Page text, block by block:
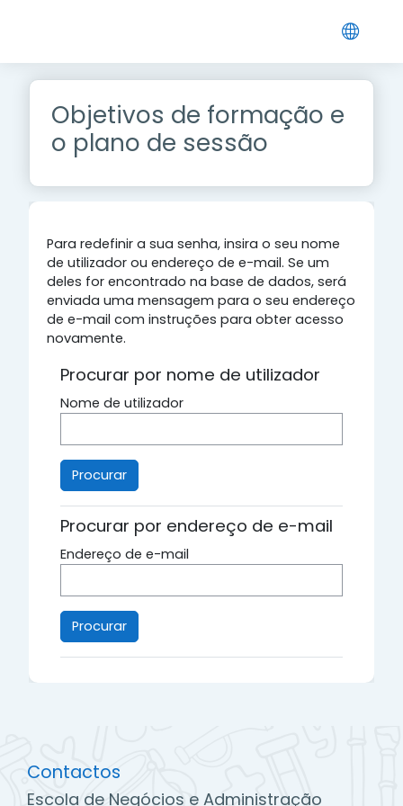
Objetivos de formação e
o plano de sessão
Para redefinir a sua senha, insira o seu nome
de utilizador ou endereço de e-mail. Se um
deles for encontrado na base de dados, será
enviada uma mensagem para o seu endereço
de e-mail com instruções para obter acesso
novamente.
Procurar por nome de utilizador
Nome de utilizador
Procurar por endereço de e-mail
Endereço de e-mail
Contactos
Escola de Negócios e Administração